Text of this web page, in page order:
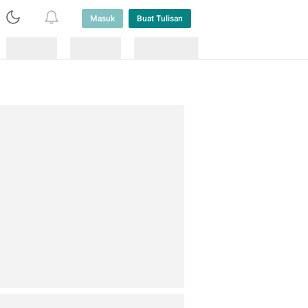
Masuk Buat Tulisan